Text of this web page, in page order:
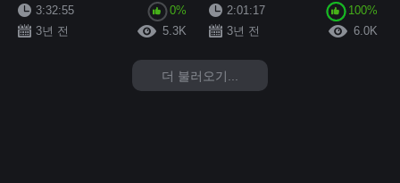
SEX 문서
3:32:55
0%
3년 전
5.3K
최악 전 남친에 빠진 불륜 질내 사
정 영상 ~ 카시이 하나노
2:01:17
100%
3년 전
6.0K
더 불러오기...